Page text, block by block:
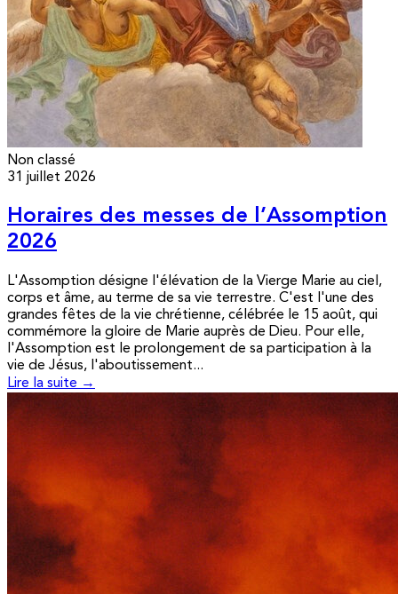
Non classé
31 juillet 2026
Horaires des messes de l’Assomption
2026
L'Assomption désigne l'élévation de la Vierge Marie au ciel,
corps et âme, au terme de sa vie terrestre. C'est l'une des
grandes fêtes de la vie chrétienne, célébrée le 15 août, qui
commémore la gloire de Marie auprès de Dieu. Pour elle,
l'Assomption est le prolongement de sa participation à la
vie de Jésus, l'aboutissement...
Lire la suite →